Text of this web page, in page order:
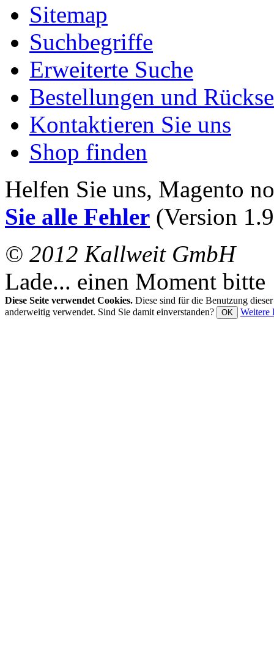
Sitemap
Suchbegriffe
Erweiterte Suche
Bestellungen und
Kontaktieren Sie uns
Shop finden
Helfen Sie uns, Magento
Sie alle Fehler (Version
© 2012 Kallweit GmbH
Lade... einen Moment bitte
Diese Seite verwendet Cookies. Diese sind für die Benutzung
anderweitig verwendet. Sind Sie damit einverstanden?
OK Weitere